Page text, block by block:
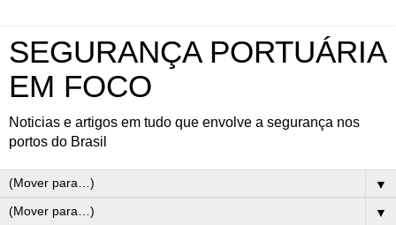
SEGURANÇA PORTUÁRIA
EM FOCO
Noticias e artigos em tudo que envolve a segurança nos
portos do Brasil
▼
▼